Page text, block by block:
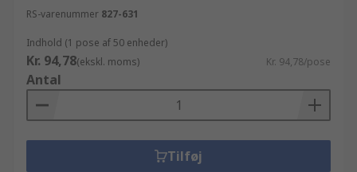
RS-varenummer 827-631
Indhold (1 pose af 50 enheder)
Kr. 94,78(ekskl. moms) Kr. 94,78/pose
Antal
Tilføj